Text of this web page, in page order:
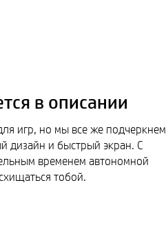
в описании
игр, но мы все же подчеркнем
дизайн и быстрый экран. С
временем автономной
тобой.